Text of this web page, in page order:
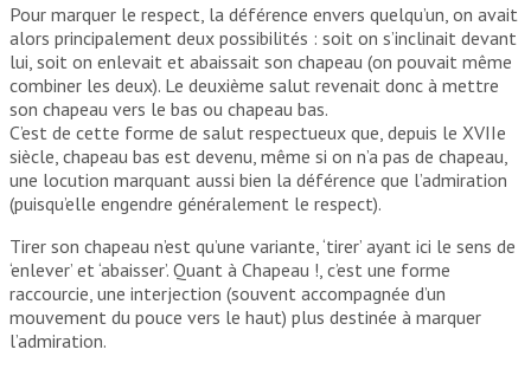
Pour marquer le respect, la déférence envers quelqu’un, on avait
alors principalement deux possibilités : soit on s’inclinait devant
lui, soit on enlevait et abaissait son chapeau (on pouvait même
combiner les deux). Le deuxième salut revenait donc à mettre
son chapeau vers le bas ou chapeau bas.
C’est de cette forme de salut respectueux que, depuis le XVIIe
siècle, chapeau bas est devenu, même si on n’a pas de chapeau,
une locution marquant aussi bien la déférence que l’admiration
(puisqu’elle engendre généralement le respect).
Tirer son chapeau n’est qu’une variante, ‘tirer’ ayant ici le sens de
‘enlever’ et ‘abaisser’. Quant à Chapeau !, c’est une forme
raccourcie, une interjection (souvent accompagnée d’un
mouvement du pouce vers le haut) plus destinée à marquer
l’admiration.